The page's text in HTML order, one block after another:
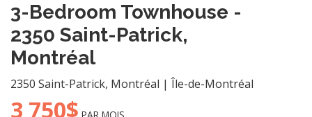
3-Bedroom Townhouse -
2350 Saint-Patrick,
Montréal
2350 Saint-Patrick, Montréal | Île-de-Montréal
3 750$